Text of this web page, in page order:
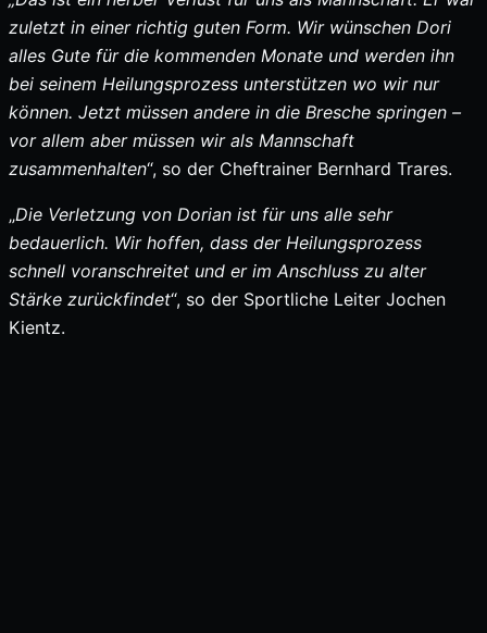
zuletzt in einer richtig guten Form. Wir wünschen Dori
alles Gute für die kommenden Monate und werden ihn
bei seinem Heilungsprozess unterstützen wo wir nur
können. Jetzt müssen andere in die Bresche springen –
vor allem aber müssen wir als Mannschaft
zusammenhalten“, so der Cheftrainer Bernhard Trares.
„Die Verletzung von Dorian ist für uns alle sehr
bedauerlich. Wir hoffen, dass der Heilungsprozess
schnell voranschreitet und er im Anschluss zu alter
Stärke zurückfindet“, so der Sportliche Leiter Jochen
Kientz.